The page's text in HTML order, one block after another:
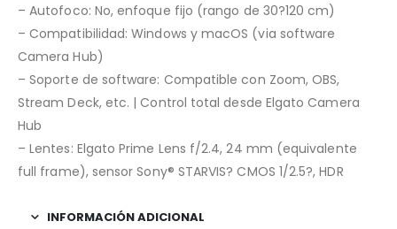
– Autofoco: No, enfoque fijo (rango de 30?120 cm)
– Compatibilidad: Windows y macOS (via software
Camera Hub)
– Soporte de software: Compatible con Zoom, OBS,
Stream Deck, etc. | Control total desde Elgato Camera
Hub
– Lentes: Elgato Prime Lens f/2.4, 24 mm (equivalente
full frame), sensor Sony® STARVIS? CMOS 1/2.5?, HDR
INFORMACIÓN ADICIONAL